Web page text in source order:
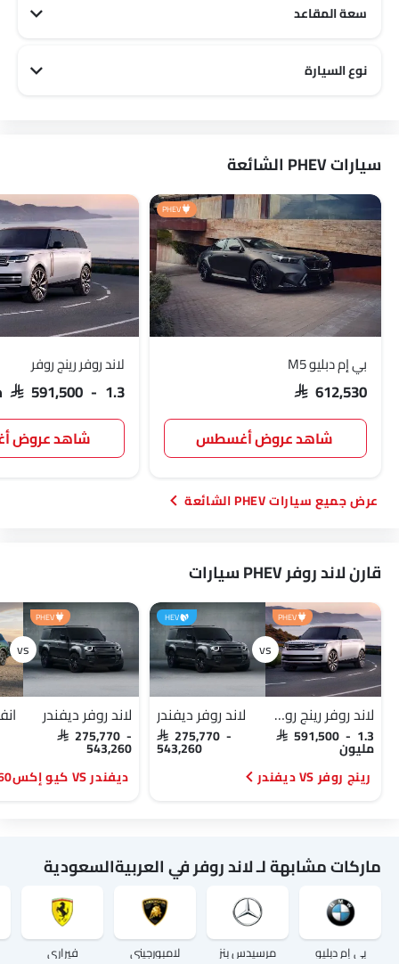
سعة المقاعد
نوع السيارة
سيارات PHEV الشائعة
PHEV
بي إم دبليو M5
SAR 612,530
شاهد عروض أغسطس
لاند روفر رينج روفر
SAR 591,500 - 1.3 مليون
شاهد عروض
سيارات PHEV الشائعة
قارن لاند روفر PHEV سيارات
PHEV
لاند روفر رينج روفر
SAR 591,500 - 1.3
مليون
HEV
لاند روفر ديفندر
SAR 275,770 -
543,260
رينج روفر VS ديفندر
PHEV
لاند روفر ديفندر
SAR 275,770 -
543,260
ديفندر VS كيو إكس60 2026
ماركات مشابهة لـ لاند روفر في العربيةالسعودية
بي إم دبليو مرسيدس بنز لامبورجيني فيراري